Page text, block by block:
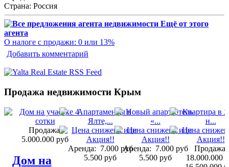
Страна: Россия
Ещё от этого
агента
О налоге с продажи: 0 или 13%
Добавить комментарий
Продажа недвижимости Крым
Продажа:
5.000.000 руб
Дом на
Аренда: 7.000 руб
5.500 руб
Аренда: 7.000 руб
5.500 руб
Продажа:
18.000.000